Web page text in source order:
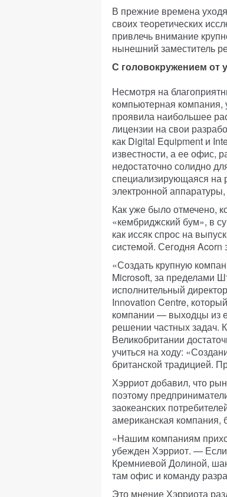
В прежние времена
своих теоретических
привлечь внимание
нынешний заместитель
С головокружением от
Несмотря на
компьютерная
проявила наибольшее
лицензии на свои
как Digital Equipment и
известности, а ее офис,
недостаточно солидно
специализирующаяся на
электронной
Как уже было отмечено,
«кембриджский бум», в
как иссяк спрос на
системой. Сегодня Acorn
«Создать крупную
Microsoft, за пределами
исполнительный
Innovation Centre,
компании — выходцы из
решении частных задач.
Великобритании
учиться на ходу:
британской традицией.
Хэрриот добавил, что
поэтому
заокеанских
американская
«Нашим компаниям
убежден Хэрриот. —
Кремниевой Долиной,
там офис и команду
Это мнение Хэрриота